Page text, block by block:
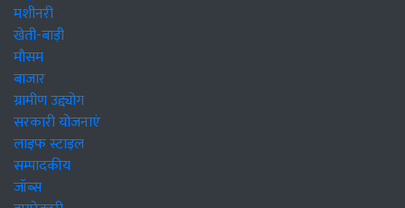
मशीनरी
खेती-बाड़ी
मौसम
बाजार
ग्रामीण उद्द्योग
सरकारी योजनाएं
लाइफ स्टाइल
सम्पादकीय
जॉब्स